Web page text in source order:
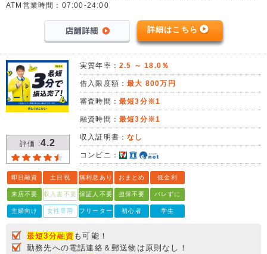
ATM営業時間：07:00-24:00
詳細はこちら
評価 :4.2
実質年率： 2.5 ～ 18.0％
借入限度額：最大 800万円
審査時間： 最短3分※1
融資時間： 最短3分※1
収入証明書：なし
コンビニ：
即日融資 土日祝 無利息あり おまとめ 低金利
来店不要 収入書不要 保証人不要 担保不要 バレずに
主婦向け 女性専用 フリーター 初心者 学生
最短3分融資 も可能！
勤務先への電話連絡＆郵送物は原則なし！